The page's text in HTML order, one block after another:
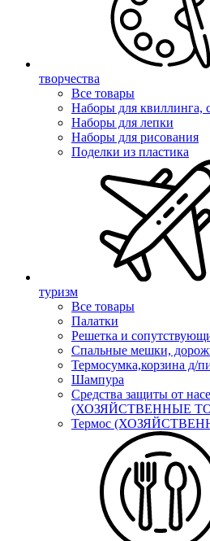
творчества
Все товары
Наборы для квиллинга,
Наборы для лепки
Наборы для рисования
Поделки из пластика
туризм
Все товары
Палатки
Решетка и
Спальные мешки,
Термосумка,корзина д/
Шампура
Средства защиты от
(ХОЗЯЙСТВЕННЫЕ
Термос